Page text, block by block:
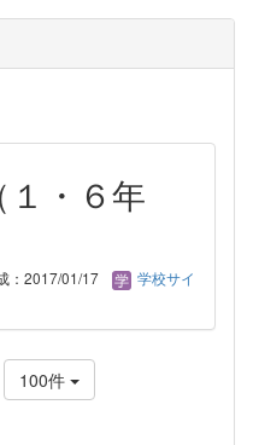
・６年
：2017/01/17
学校サイ
100件